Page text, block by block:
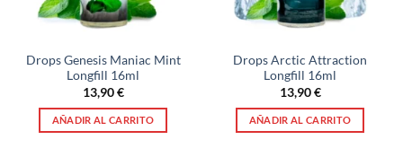
Drops Genesis Maniac Mint
Longfill 16ml
13,90€
AÑADIR AL CARRITO
Drops Arctic Attraction
Longfill 16ml
13,90€
AÑADIR AL CARRITO